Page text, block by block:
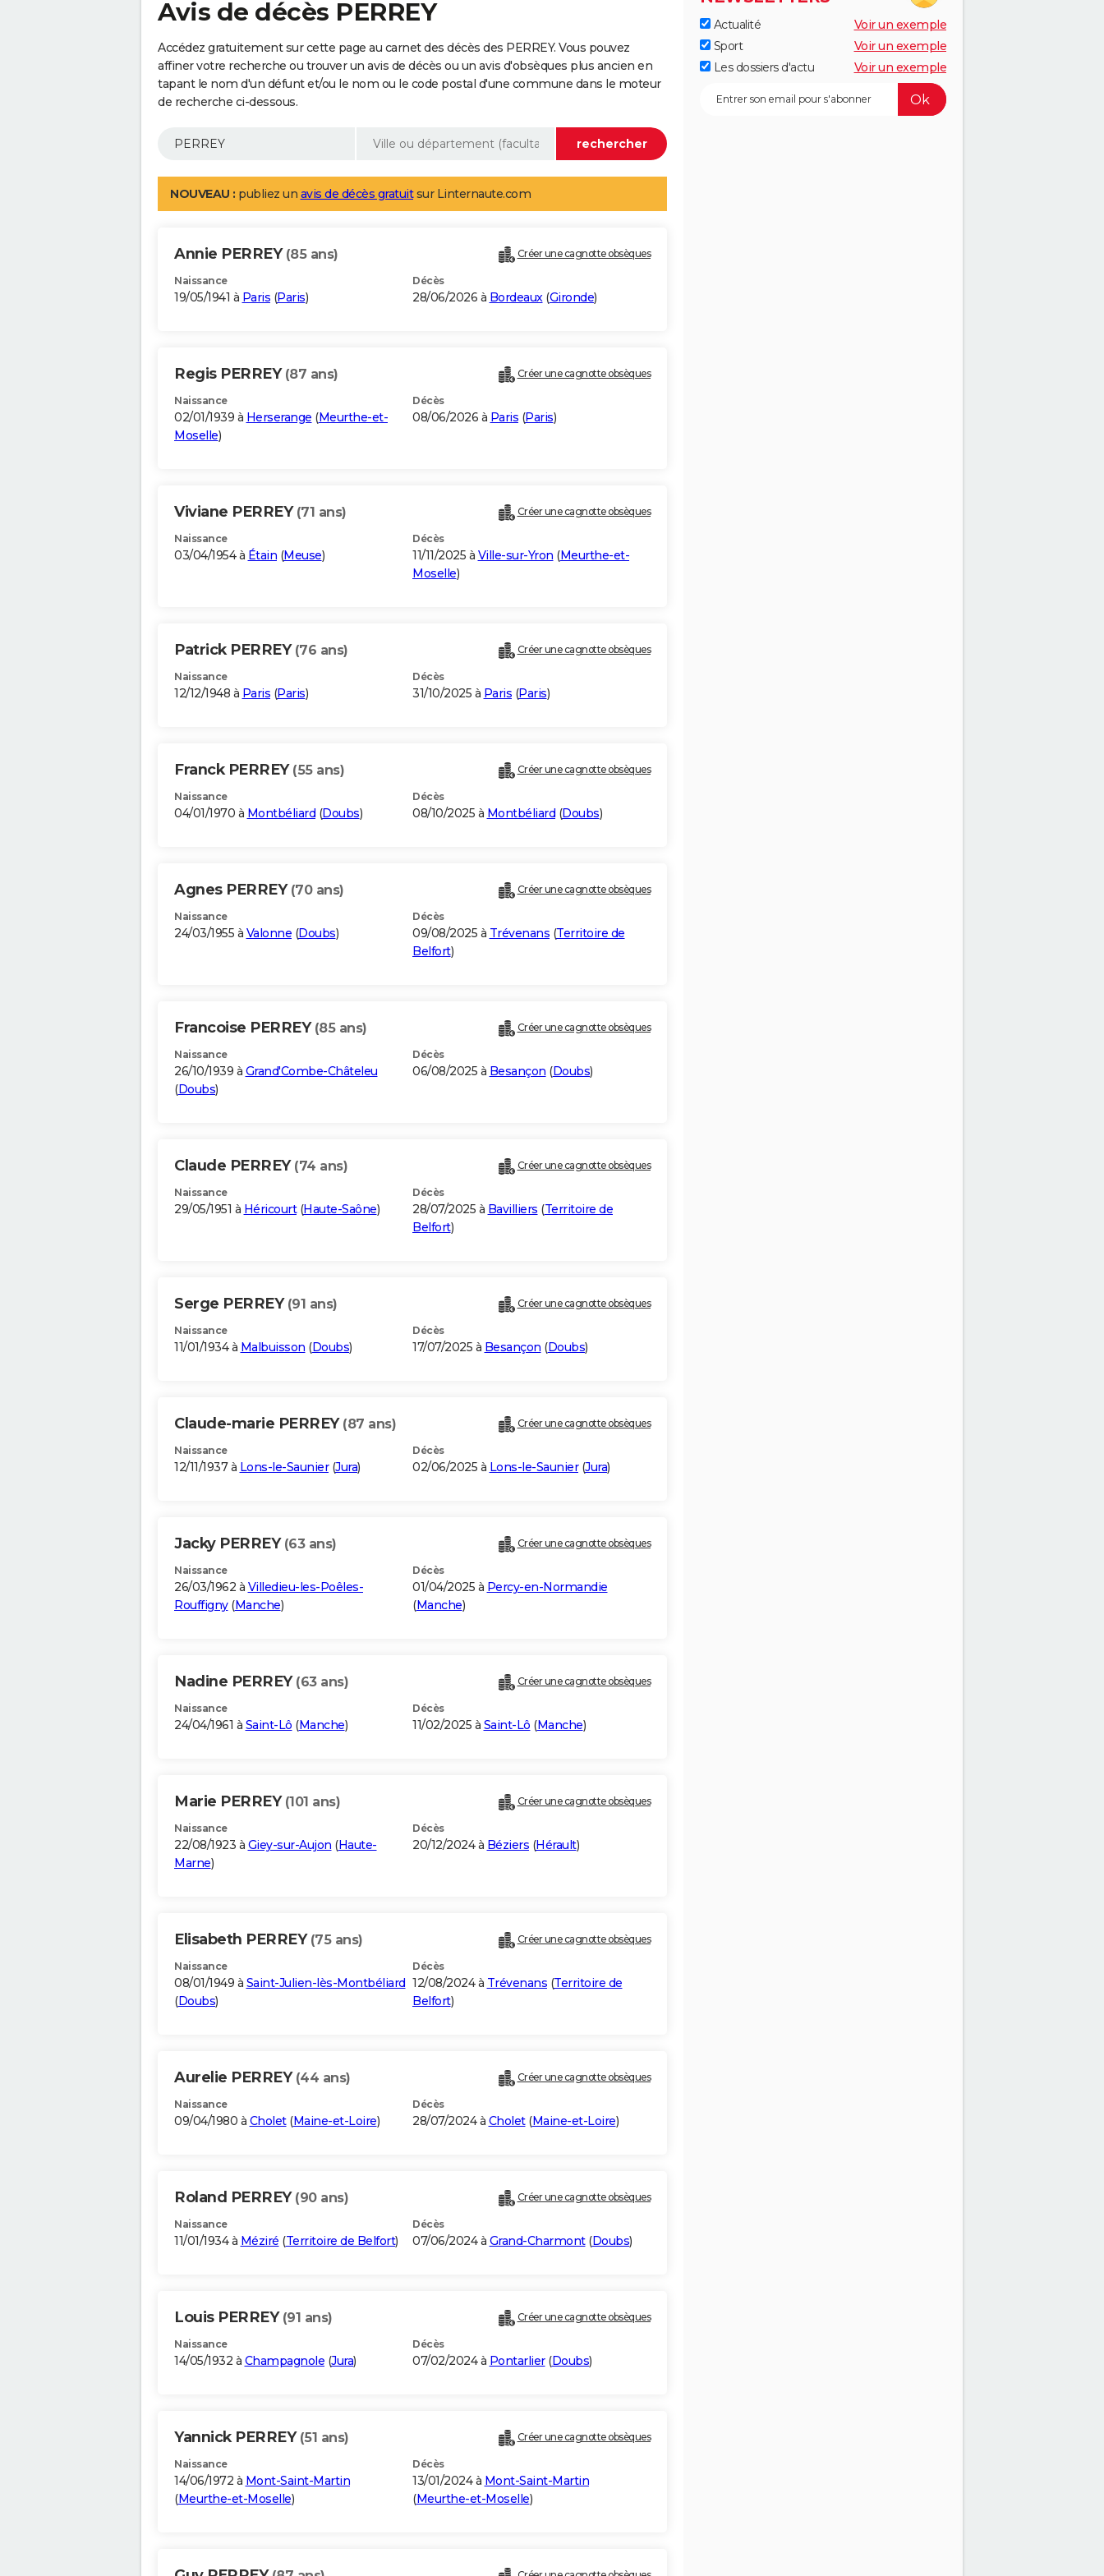
Avis de décès PERREY
Accédez gratuitement sur cette page au carnet des décès des PERREY. Vous pouvez
affiner votre recherche ou trouver un avis de décès ou un avis d'obsèques plus ancien en
tapant le nom d'un défunt et/ou le nom ou le code postal d'une commune dans le moteur
de recherche ci-dessous.
NOUVEAU : publiez un avis de décès gratuitsur Linternaute.com
Annie PERREY (85 ans) Créer une cagnotte obsèques
Naissance
19/05/1941 à Paris (Paris)
Décès
28/06/2026 à Bordeaux(Gironde)
Regis PERREY (87 ans) Créer une cagnotte obsèques
Naissance
02/01/1939 à Herserange (Meurthe-et-
Moselle)
Décès
08/06/2026 à Paris (Paris)
Viviane PERREY (71 ans) Créer une cagnotte obsèques
Naissance
03/04/1954 à Étain (Meuse)
Décès
11/11/2025 à Ville-sur-Yron (Meurthe-et-
Moselle)
Patrick PERREY (76 ans) Créer une cagnotte obsèques
Naissance
12/12/1948 à Paris (Paris)
Décès
31/10/2025 à Paris (Paris)
Franck PERREY (55 ans) Créer une cagnotte obsèques
Naissance
04/01/1970 à Montbéliard (Doubs)
Décès
08/10/2025 à Montbéliard (Doubs)
Agnes PERREY (70 ans) Créer une cagnotte obsèques
Naissance
24/03/1955 à Valonne (Doubs)
Décès
09/08/2025 à Trévenans (Territoire de
Belfort)
Francoise PERREY (85 ans) Créer une cagnotte obsèques
Naissance
26/10/1939 à Grand'Combe-Châteleu
(Doubs)
Décès
06/08/2025 à Besançon (Doubs)
Claude PERREY (74 ans) Créer une cagnotte obsèques
Naissance
29/05/1951 à Héricourt(Haute-Saône)
Décès
28/07/2025 à Bavilliers (Territoire de
Belfort)
Serge PERREY (91 ans) Créer une cagnotte obsèques
Naissance
11/01/1934 à Malbuisson (Doubs)
Décès
17/07/2025 à Besançon (Doubs)
Claude-marie PERREY (87 ans) Créer une cagnotte obsèques
Naissance
12/11/1937 à Lons-le-Saunier(Jura)
Décès
02/06/2025 à Lons-le-Saunier(Jura)
Jacky PERREY (63 ans) Créer une cagnotte obsèques
Naissance
26/03/1962 à Villedieu-les-Poêles-
Rouffigny(Manche)
Décès
01/04/2025 à Percy-en-Normandie
(Manche)
Nadine PERREY (63 ans) Créer une cagnotte obsèques
Naissance
24/04/1961 à Saint-Lô (Manche)
Décès
11/02/2025 à Saint-Lô (Manche)
Marie PERREY (101 ans) Créer une cagnotte obsèques
Naissance
22/08/1923 à Giey-sur-Aujon (Haute-
Marne)
Décès
20/12/2024 à Béziers (Hérault)
Elisabeth PERREY (75 ans) Créer une cagnotte obsèques
Naissance
08/01/1949 à Saint-Julien-lès-Montbéliard
(Doubs)
Décès
12/08/2024 à Trévenans (Territoire de
Belfort)
Aurelie PERREY (44 ans) Créer une cagnotte obsèques
Naissance
09/04/1980 à Cholet(Maine-et-Loire)
Décès
28/07/2024 à Cholet(Maine-et-Loire)
Roland PERREY (90 ans) Créer une cagnotte obsèques
Naissance
11/01/1934 à Méziré (Territoire de Belfort)
Décès
07/06/2024 à Grand-Charmont(Doubs)
Louis PERREY (91 ans) Créer une cagnotte obsèques
Naissance
14/05/1932 à Champagnole (Jura)
Décès
07/02/2024 à Pontarlier(Doubs)
Yannick PERREY (51 ans) Créer une cagnotte obsèques
Naissance
14/06/1972 à Mont-Saint-Martin
(Meurthe-et-Moselle)
Décès
13/01/2024 à Mont-Saint-Martin
(Meurthe-et-Moselle)
Actualité
Voir un exemple
Sport
Voir un exemple
Les dossiers d'actu
Voir un exemple